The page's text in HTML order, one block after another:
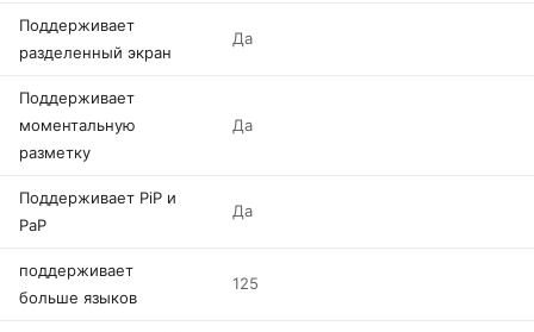
Поддерживает
разделенный экран
Да
Поддерживает
моментальную
разметку
Да
Поддерживает PiP и
PaP
Да
поддерживает
больше языков
125